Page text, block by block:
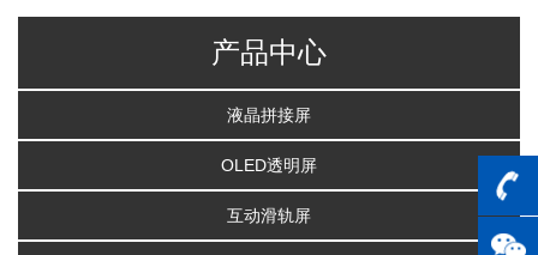
产品中心
液晶拼接屏
OLED透明屏
互动滑轨屏